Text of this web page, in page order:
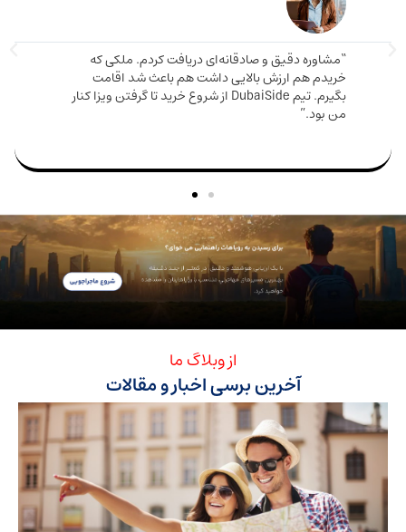
دقیق و صادقانه‌ای دریافت کردم. ملکی که
هم ارزش بالایی داشت هم باعث شد اقامت
بگیرم. تیم DubaiSide از شروع خرید تا گرفتن ویزا کنار
آخرین برسی اخبار و مقالات